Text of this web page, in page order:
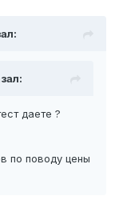
даете ?
по поводу цены